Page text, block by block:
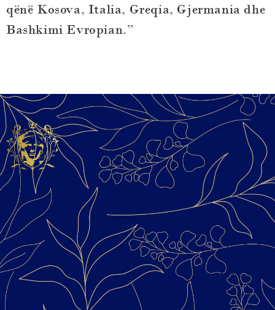
qënë Kosova, Italia, Greqia, Gjermania dhe
Bashkimi Evropian.”